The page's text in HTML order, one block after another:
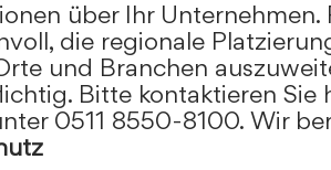
über Ihr Unternehmen.
die regionale
und Branchen
Bitte kontaktieren Sie
0511 8550-8100. Wir